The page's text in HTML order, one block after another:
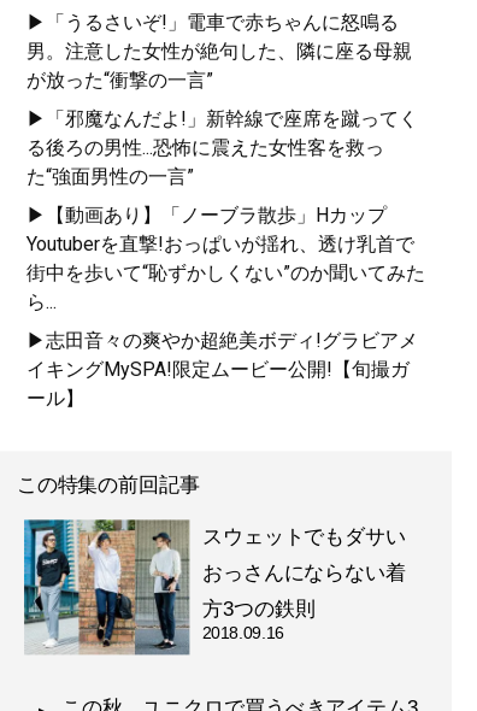
▶「うるさいぞ!」電車で赤ちゃんに怒鳴る
男。注意した女性が絶句した、隣に座る母親
が放った“衝撃の一言”
▶「邪魔なんだよ!」新幹線で座席を蹴ってく
る後ろの男性...恐怖に震えた女性客を救っ
た“強面男性の一言”
▶【動画あり】「ノーブラ散歩」Hカップ
Youtuberを直撃!おっぱいが揺れ、透け乳首で
街中を歩いて“恥ずかしくない”のか聞いてみた
ら...
▶志田音々の爽やか超絶美ボディ!グラビアメ
イキングMySPA!限定ムービー公開!【旬撮ガ
ール】
この特集の前回記事
スウェットでもダサい
おっさんにならない着
方3つの鉄則
2018.09.16